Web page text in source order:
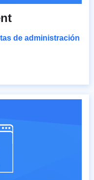
de administración